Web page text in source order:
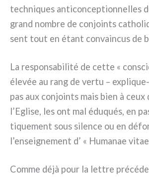
tech­ni­ques anti­con­cep­tion­nel­les
grand nom­bre de con­join­ts
sent tout en étant con­vain­cus de
La respon­sa­bi­li­té de cet­te «
éle­vée au rang de ver­tu –
pas aux con­join­ts mais bien à ceux
l’Eglise, les ont mal édu­qués, en
ti­que­ment sous silen­ce ou en
l’enseignement d’ « Humanae vitae
Comme déjà pour la let­tre